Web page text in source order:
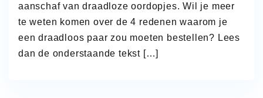
aanschaf van draadloze oordopjes. Wil je meer
te weten komen over de 4 redenen waarom je
een draadloos paar zou moeten bestellen? Lees
dan de onderstaande tekst […]